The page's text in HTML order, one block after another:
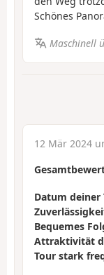
Schönes
Maschinell
12 Mär 2024
Datum deiner
Bequemes
Attraktivität
Tour stark